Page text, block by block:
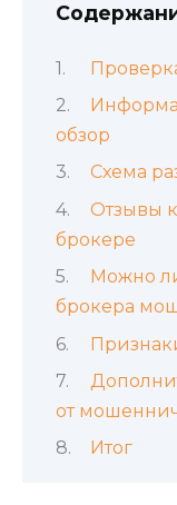
обзор
Схема
Отзывы
брокере
Можно
брокера
от
Итог